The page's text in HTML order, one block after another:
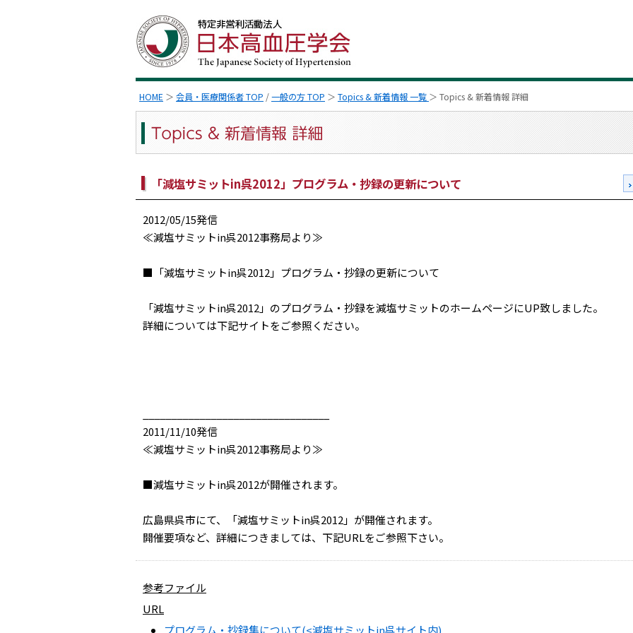
HOME ＞ 会員・医療関係者 TOP /一般の方 TOP ＞ Topics & 新着情報 一覧 ＞ Topics & 新着情報 詳細
「減塩サミットin呉2012」プログラム・抄録の更新について
2012/05/15発信
≪減塩サミットin呉2012事務局より≫
■「減塩サミットin呉2012」プログラム・抄録の更新について
「減塩サミットin呉2012」のプログラム・抄録を減塩サミットのホームページにUP致しました。
詳細については下記サイトをご参照ください。
2011/11/10発信
≪減塩サミットin呉2012事務局より≫
■減塩サミットin呉2012が開催されます。
広島県呉市にて、「減塩サミットin呉2012」が開催されます。
開催要項など、詳細につきましては、下記URLをご参照下さい。
参考ファイル
URL
プログラム・抄録集について(<減塩サミットin呉サイト内)